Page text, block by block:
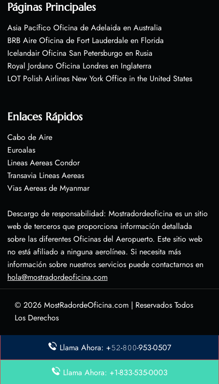
Páginas Principales
Asia Pacífico Oficina de Adelaida en Australia
BRB Aire Oficina de Fort Lauderdale en Florida
Icelandair Oficina San Petersburgo en Rusia
Royal Jordano Oficina Londres en Inglaterra
LOT Polish Airlines New York Office in the United States
Enlaces Rápidos
Cabo de Aire
Euroalas
Lineas Aereas Condor
Transavia Lineas Aereas
Vias Aereas de Myanmar
Descargo de responsabilidad: Mostradordeoficina es un sitio
web de terceros que proporciona información detallada
sobre las diferentes Oficinas del Aeropuerto. Este sitio web
no está afiliado a ninguna aerolínea. Si necesita más
información sobre nuestros servicios puede contactarnos en
hola@mostradordeoficina.com
© 2026 MostRadordeOficina.com | Reservados Todos
Los Derechos
Sobre Nosotras
Descargo de Responsabilidad
Política de Privacidad
Llama Ahora: +𝟻𝟸-𝟾𝟶𝟶-953-0507
Llama Ahora: +1-833-535-0003